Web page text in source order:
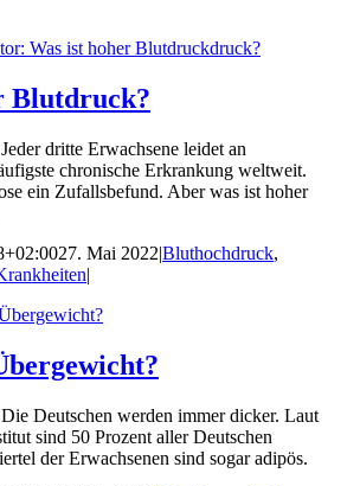
Blutdruck?
dritte Erwachsene leidet an
chronische Erkrankung weltweit.
ein Zufallsbefund. Aber was ist hoher
27. Mai 2022|Bluthochdruck,
|
Deutschen werden immer dicker. Laut
sind 50 Prozent aller Deutschen
der Erwachsenen sind sogar adipös.